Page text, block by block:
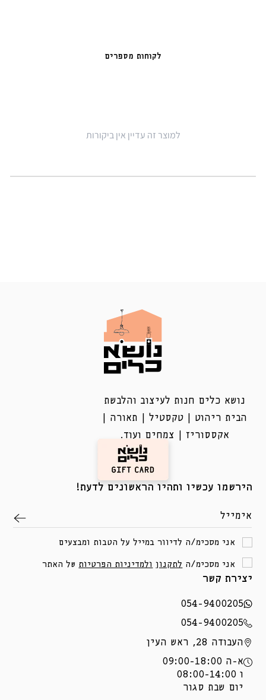
לקוחות מספרים
למוצר זה עדיין אין ביקורות
יצירת קשר
054-9400205
054-9400205
העבודה 28, ראש העין
א-ה 09:00-18:00
ו 08:00-14:00
יום שבת סגור
נושא כלים חנות לעיצוב והלבשת
הבית ריהוט | טקסטיל | תאורה |
אקססוריז | צמחים ועוד.
הירשמו עכשיו ותהיו הראשונים לדעת!
אימייל
אני מסכימ/ה לדיוור במייל על הטבות ומבצעים
אני מסכימ/ה לתקנון ולמדיניות הפרטיות של האתר